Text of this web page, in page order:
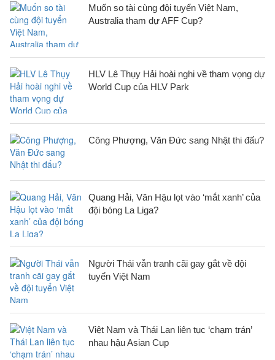
Muốn so tài cùng đội tuyển Việt Nam,
Australia tham dự AFF Cup?
HLV Lê Thụy Hải hoài nghi về tham vọng dự
World Cup của HLV Park
Công Phượng, Văn Đức sang Nhật thi đấu?
Quang Hải, Văn Hậu lọt vào ‘mắt xanh’ của
đội bóng La Liga?
Người Thái vẫn tranh cãi gay gắt về đội
tuyển Việt Nam
Việt Nam và Thái Lan liên tục ‘chạm trán’
nhau hậu Asian Cup